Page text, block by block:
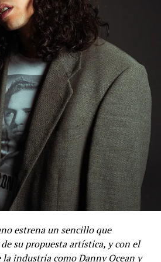
Santo Domingo, Bogotá,
las ciudades que han sido
y Caracas se prepara para
estrena un sencillo que
su propuesta artística, y con el
la industria como Danny Ocean y